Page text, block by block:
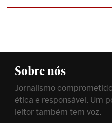
Sobre nós
Jornalismo
ética e responsável. Um
leitor também tem voz.